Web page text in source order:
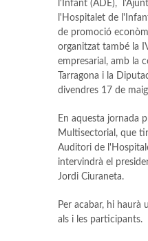
l'Infant (ADE),
l'Hospitalet de
de promoció
organitzat també la
empresarial, amb la
Tarragona i la
divendres 17 de
En aquesta jornada
Multisectorial, que
Auditori de
intervindrà el
Jordi Ciuraneta.
Per acabar, hi haurà
als i les participants.